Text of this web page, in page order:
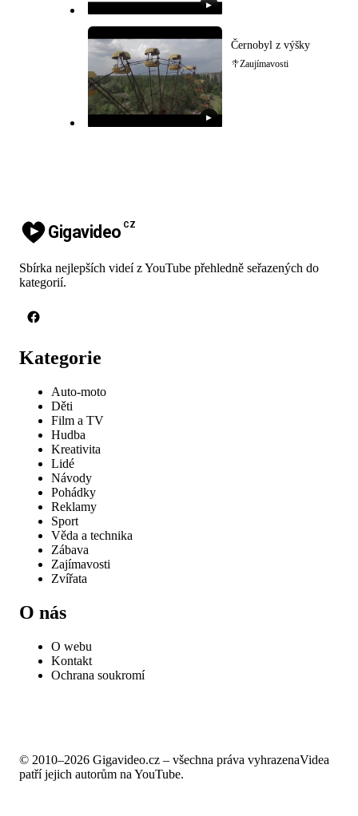
▶
▶
Černobyl z výšky
Zaujímavosti
Gigavideo CZ
Sbírka nejlepších videí z YouTube přehledně seřazených do
kategorií.
Kategorie
Auto-moto
Děti
Film a TV
Hudba
Kreativita
Lidé
Návody
Pohádky
Reklamy
Sport
Věda a technika
Zábava
Zajímavosti
Zvířata
O nás
O webu
Kontakt
Ochrana soukromí
© 2010–2026 Gigavideo.cz – všechna práva vyhrazenaVidea
patří jejich autorům na YouTube.